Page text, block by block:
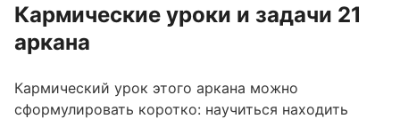
Кармические уроки и задачи 21
аркана
Кармический урок этого аркана можно
сформулировать коротко: научиться находить